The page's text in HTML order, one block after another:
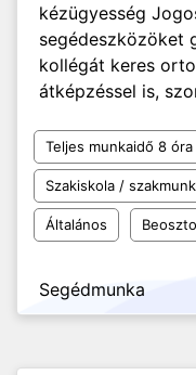
kézügyesség
segédeszközöket
kollégát keres
átképzéssel is,
Teljes munkaidő 8 óra
Szakiskola /
Általános
Segédmunka